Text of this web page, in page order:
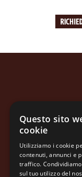
Questo sito
cookie
Utilizziamo i cookie
contenuti, annunci e
traffico.
sul tuo utilizzo del